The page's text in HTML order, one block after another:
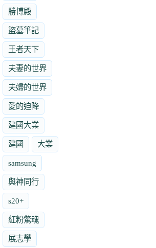
勝博殿
盜墓筆記
王者天下
夫妻的世界
夫婦的世界
愛的迫降
建國大業
建國 大業
samsung
與神同行
s20+
紅粉驚魂
展志學